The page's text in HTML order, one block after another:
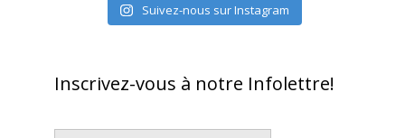
Suivez-nous sur Instagram
Inscrivez-vous à notre Infolettre!